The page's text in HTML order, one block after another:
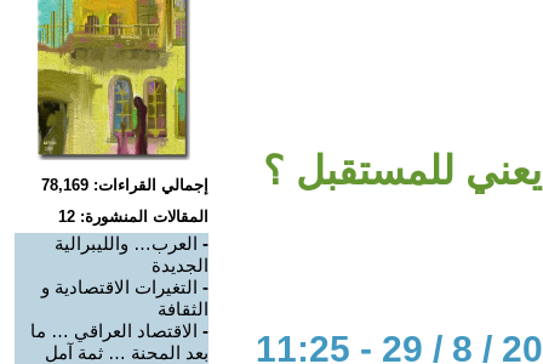
للمستقبل ؟
إجمالي القراءات: 78,169
المقالات المنشورة: 12
- العرب… والليبرالية
الجديدة
- التغيرات الاقتصادية و
الثقافة
- الاقتصاد العراقي … ما
بعد المحنة … ثمة آمل